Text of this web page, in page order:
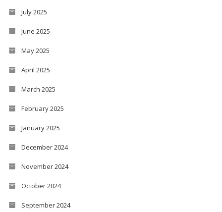
July 2025
June 2025
May 2025
April 2025
March 2025
February 2025
January 2025
December 2024
November 2024
October 2024
September 2024